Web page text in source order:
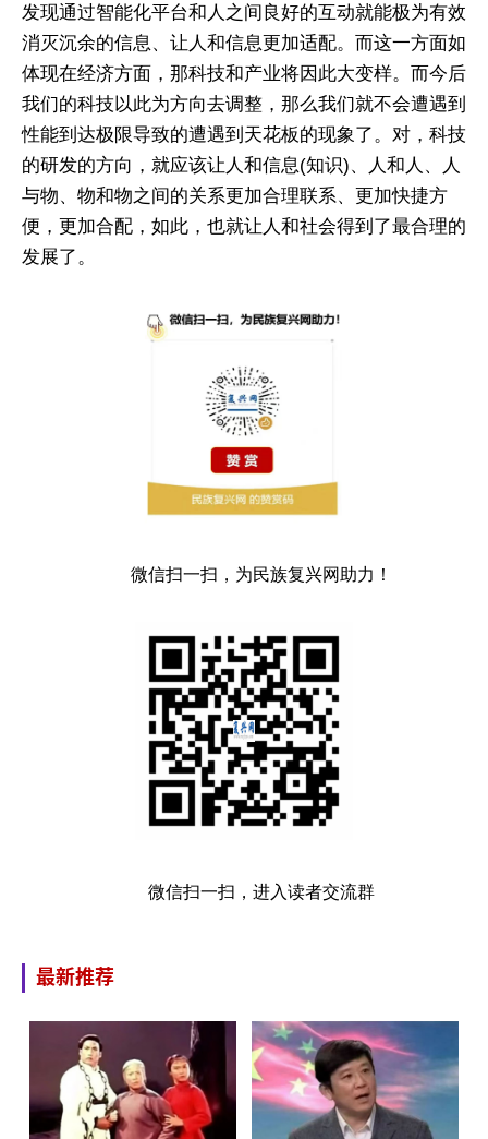
发现通过智能化平台和人之间良好的互动就能极为有效
消灭沉余的信息、让人和信息更加适配。而这一方面如
体现在经济方面，那科技和产业将因此大变样。而今后
我们的科技以此为方向去调整，那么我们就不会遭遇到
性能到达极限导致的遭遇到天花板的现象了。对，科技
的研发的方向，就应该让人和信息(知识)、人和人、人
与物、物和物之间的关系更加合理联系、更加快捷方
便，更加合配，如此，也就让人和社会得到了最合理的
发展了。
微信扫一扫，为民族复兴网助力！
微信扫一扫，进入读者交流群
最新推荐